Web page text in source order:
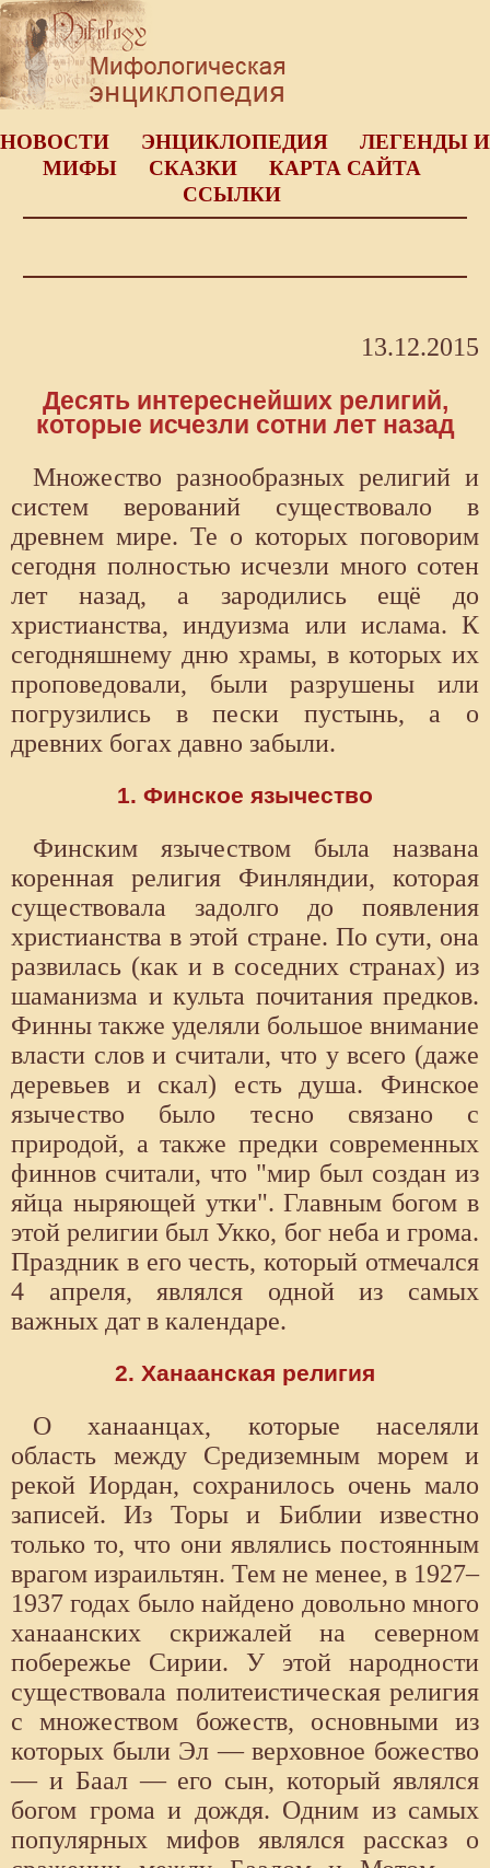
НОВОСТИ ЭНЦИКЛОПЕДИЯ
ЛЕГЕНДЫ И
МИФЫ
СКАЗКИ
КАРТА САЙТА
ССЫЛКИ
13.12.2015
Десять интереснейших религий,
которые исчезли сотни лет назад
Множество разнообразных религий и
систем верований существовало в
древнем мире. Те о которых поговорим
сегодня полностью исчезли много сотен
лет назад, а зародились ещё до
христианства, индуизма или ислама. К
сегодняшнему дню храмы, в которых их
проповедовали, были разрушены или
погрузились в пески пустынь, а о
древних богах давно забыли.
1. Финское язычество
Финским язычеством была названа
коренная религия Финляндии, которая
существовала задолго до появления
христианства в этой стране. По сути, она
развилась (как и в соседних странах) из
шаманизма и культа почитания предков.
Финны также уделяли большое внимание
власти слов и считали, что у всего (даже
деревьев и скал) есть душа. Финское
язычество было тесно связано с
природой, а также предки современных
финнов считали, что "мир был создан из
яйца ныряющей утки". Главным богом в
этой религии был Укко, бог неба и грома.
Праздник в его честь, который отмечался
4 апреля, являлся одной из самых
важных дат в календаре.
2. Ханаанская религия
О ханаанцах, которые населяли
область между Средиземным морем и
рекой Иордан, сохранилось очень мало
записей. Из Торы и Библии известно
только то, что они являлись постоянным
врагом израильтян. Тем не менее, в 1927–
1937 годах было найдено довольно много
ханаанских скрижалей на северном
побережье Сирии. У этой народности
существовала политеистическая религия
с множеством божеств, основными из
которых были Эл — верховное божество
— и Баал — его сын, который являлся
богом грома и дождя. Одним из самых
популярных мифов являлся рассказ о